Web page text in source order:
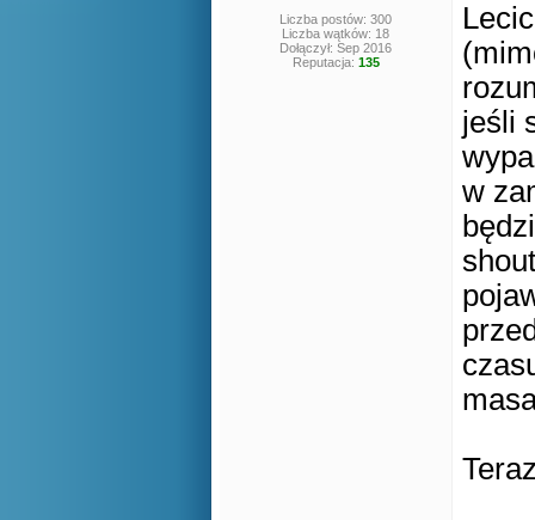
Liczba postów: 300
Liczba wątków: 18
Dołączył: Sep 2016
Reputacja: 135
jeśli
w